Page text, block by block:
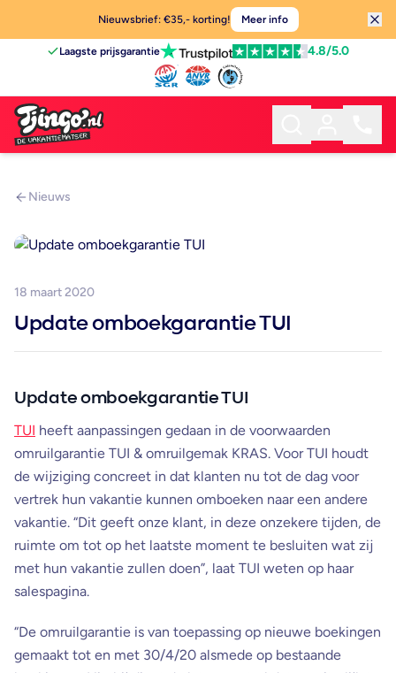
Nieuwsbrief: €35,- korting! Meer info
Laagste prijsgarantie 4.8/5.0
Nieuws
18 maart 2020
Update omboekgarantie TUI
Update omboekgarantie TUI
TUI heeft aanpassingen gedaan in de voorwaarden
omruilgarantie TUI & omruilgemak KRAS. Voor TUI houdt
de wijziging concreet in dat klanten nu tot de dag voor
vertrek hun vakantie kunnen omboeken naar een andere
vakantie. “Dit geeft onze klant, in deze onzekere tijden, de
ruimte om tot op het laatste moment te besluiten wat zij
met hun vakantie zullen doen”, laat TUI weten op haar
salespagina.
“De omruilgarantie is van toepassing op nieuwe boekingen
gemaakt tot en met 30/4/20 alsmede op bestaande